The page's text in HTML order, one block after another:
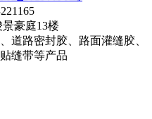
豪庭13楼
道路密封胶、路面灌缝胶、
缝带等产品